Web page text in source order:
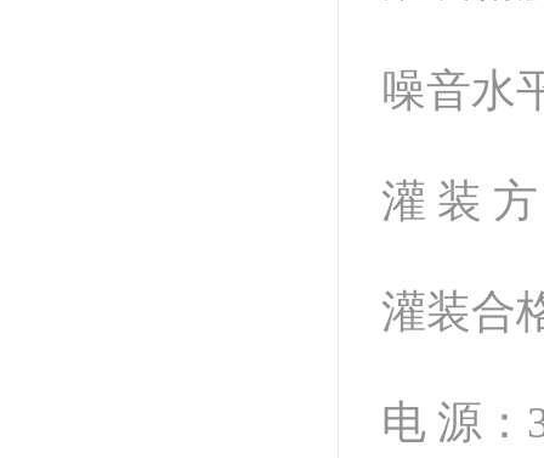
噪音水
灌 装
灌装合
电 源：